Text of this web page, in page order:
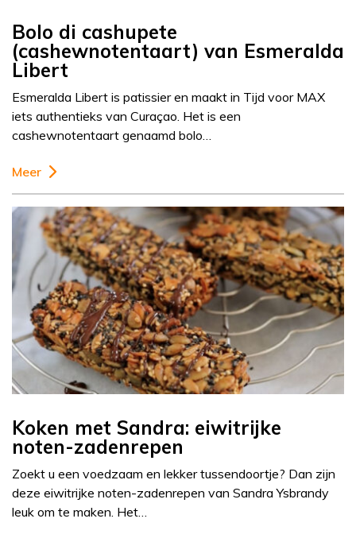
Bolo di cashupete
(cashewnotentaart) van Esmeralda
Libert
Esmeralda Libert is patissier en maakt in Tijd voor MAX
iets authentieks van Curaçao. Het is een
cashewnotentaart genaamd bolo…
Meer
Koken met Sandra: eiwitrijke
noten-zadenrepen
Zoekt u een voedzaam en lekker tussendoortje? Dan zijn
deze eiwitrijke noten-zadenrepen van Sandra Ysbrandy
leuk om te maken. Het…